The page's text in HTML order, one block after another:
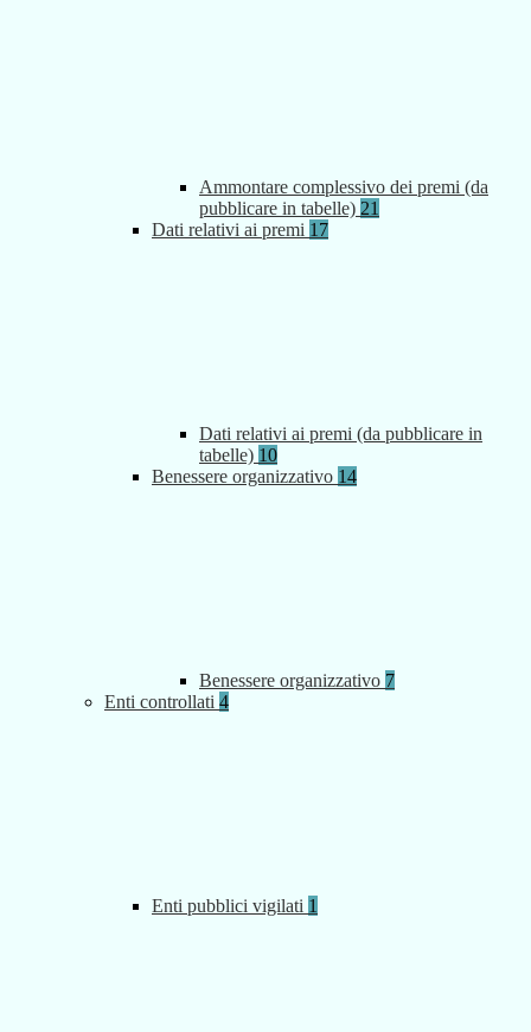
Ammontare complessivo dei premi (da
pubblicare in tabelle) 21
Dati relativi ai premi 17
Dati relativi ai premi (da pubblicare in
tabelle) 10
Benessere organizzativo 14
Benessere organizzativo 7
Enti controllati 4
Enti pubblici vigilati 1